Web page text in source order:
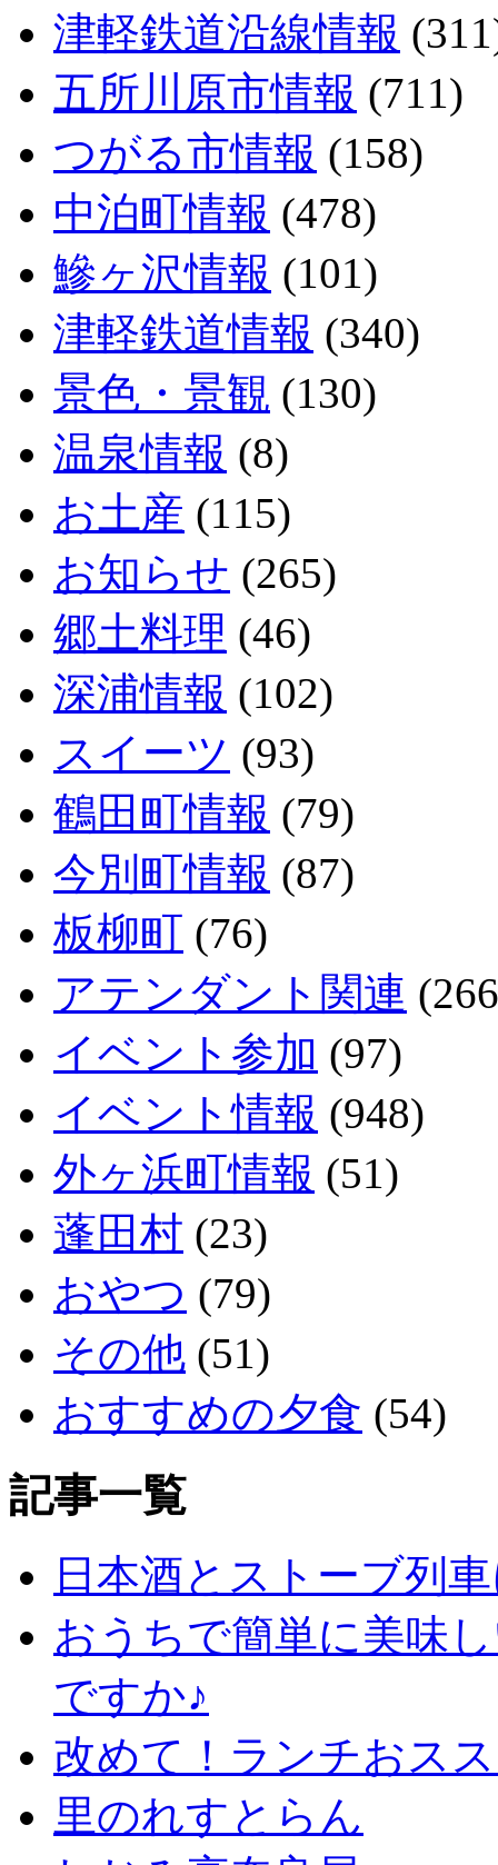
津軽鉄道沿線情報
五所川原市情報 (711)
つがる市情報 (158)
中泊町情報 (478)
鰺ヶ沢情報 (101)
津軽鉄道情報 (340)
景色・景観 (130)
温泉情報 (8)
お土産 (115)
お知らせ (265)
郷土料理 (46)
深浦情報 (102)
スイーツ (93)
鶴田町情報 (79)
今別町情報 (87)
板柳町 (76)
アテンダント関連
イベント参加 (97)
イベント情報 (948)
外ヶ浜町情報 (51)
蓬田村 (23)
おやつ (79)
その他 (51)
おすすめの夕食 (54)
記事一覧
日本酒とストーブ列
おうちで簡単に美味
ですか♪
改めて！ランチおス
里のれすとらん